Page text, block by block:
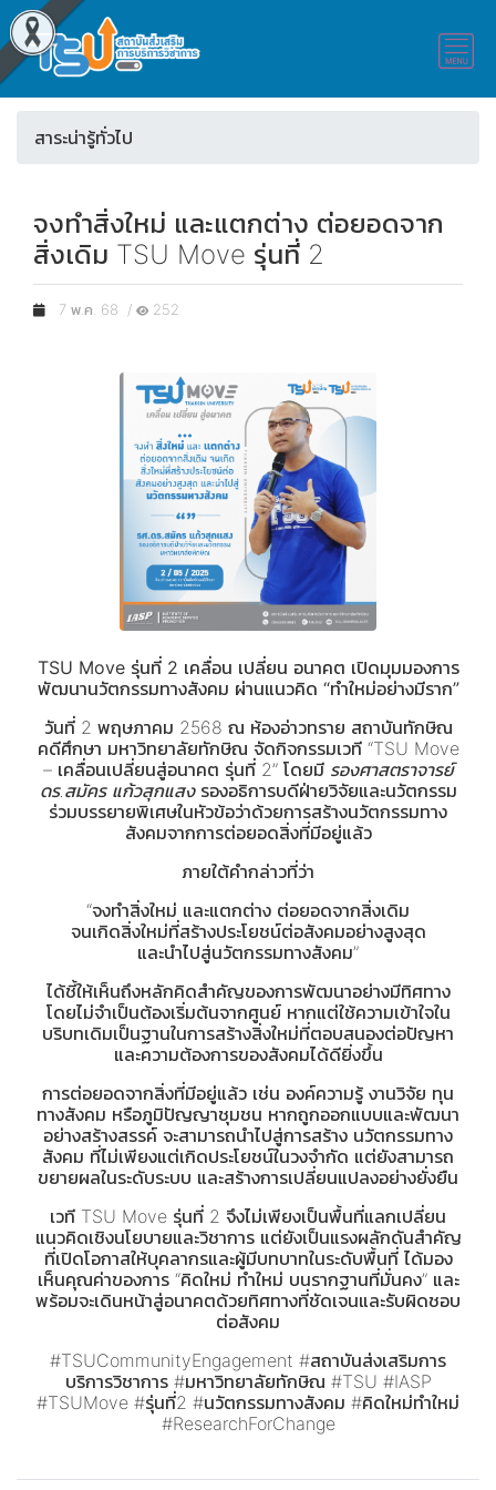
สาระน่ารู้ทั่วไป
จงทำสิ่งใหม่ และแตกต่าง ต่อยอดจาก
สิ่งเดิม TSU Move รุ่นที่ 2
7 พ.ค. 68 / 252
TSU Move รุ่นที่ 2 เคลื่อน เปลี่ยน อนาคต เปิดมุมมองการ
พัฒนานวัตกรรมทางสังคม ผ่านแนวคิด “ทำใหม่อย่างมีราก”
วันที่ 2 พฤษภาคม 2568 ณ ห้องอ่าวทราย สถาบันทักษิณ
คดีศึกษา มหาวิทยาลัยทักษิณ จัดกิจกรรมเวที “TSU Move
– เคลื่อนเปลี่ยนสู่อนาคต รุ่นที่ 2” โดยมี รองศาสตราจารย์
ดร.สมัคร แก้วสุกแสงรองอธิการบดีฝ่ายวิจัยและนวัตกรรม
ร่วมบรรยายพิเศษในหัวข้อว่าด้วยการสร้างนวัตกรรมทาง
สังคมจากการต่อยอดสิ่งที่มีอยู่แล้ว
ภายใต้คำกล่าวที่ว่า
“จงทำสิ่งใหม่ และแตกต่าง ต่อยอดจากสิ่งเดิม
จนเกิดสิ่งใหม่ที่สร้างประโยชน์ต่อสังคมอย่างสูงสุด
และนำไปสู่นวัตกรรมทางสังคม”
ได้ชี้ให้เห็นถึงหลักคิดสำคัญของการพัฒนาอย่างมีทิศทาง
โดยไม่จำเป็นต้องเริ่มต้นจากศูนย์ หากแต่ใช้ความเข้าใจใน
บริบทเดิมเป็นฐานในการสร้างสิ่งใหม่ที่ตอบสนองต่อปัญหา
และความต้องการของสังคมได้ดียิ่งขึ้น
การต่อยอดจากสิ่งที่มีอยู่แล้ว เช่น องค์ความรู้ งานวิจัย ทุน
ทางสังคม หรือภูมิปัญญาชุมชน หากถูกออกแบบและพัฒนา
อย่างสร้างสรรค์ จะสามารถนำไปสู่การสร้าง นวัตกรรมทาง
สังคม ที่ไม่เพียงแต่เกิดประโยชน์ในวงจำกัด แต่ยังสามารถ
ขยายผลในระดับระบบ และสร้างการเปลี่ยนแปลงอย่างยั่งยืน
เวที TSU Move รุ่นที่ 2 จึงไม่เพียงเป็นพื้นที่แลกเปลี่ยน
แนวคิดเชิงนโยบายและวิชาการ แต่ยังเป็นแรงผลักดันสำคัญ
ที่เปิดโอกาสให้บุคลากรและผู้มีบทบาทในระดับพื้นที่ ได้มอง
เห็นคุณค่าของการ “คิดใหม่ ทำใหม่ บนรากฐานที่มั่นคง” และ
พร้อมจะเดินหน้าสู่อนาคตด้วยทิศทางที่ชัดเจนและรับผิดชอบ
ต่อสังคม
#TSUCommunityEngagement #สถาบันส่งเสริมการ
บริการวิชาการ #มหาวิทยาลัยทักษิณ #TSU #IASP
#TSUMove #รุ่นที่2 #นวัตกรรมทางสังคม #คิดใหม่ทำใหม่
#ResearchForChange